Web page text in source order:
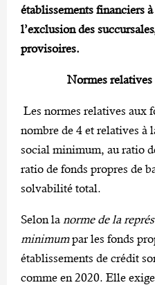
établissements financiers
l’exclusion des
provisoires.
Normes relatives
Les normes relatives aux
nombre de 4 et relatives à
social minimum, au ratio
ratio de fonds propres de
solvabilité total.
Selon la norme de la
minimumpar les fonds
établissements de crédit
comme en 2020. Elle